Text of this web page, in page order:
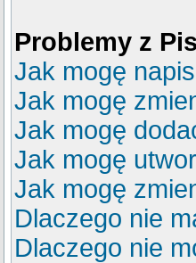
Problemy z
Jak mogę
Jak mogę
Jak mogę
Jak mogę
Jak mogę
Dlaczego nie
Dlaczego nie